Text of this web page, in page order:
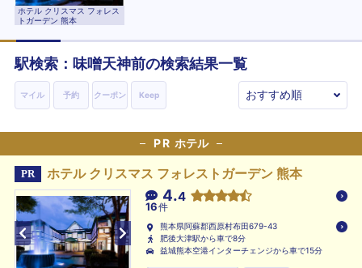
ホテル クリスマス フォレス
トガーデン 熊本
駅検索： 味噌天神前の検索結果一覧
マイル 予約 クーポン Keep
PR ホテル
PR ホテル クリスマス フォレストガーデン 熊本
4.4
16件
熊本県阿蘇郡西原村布田679-43
肥後大津駅から車で8分
益城熊本空港インターチェンジから車で15分